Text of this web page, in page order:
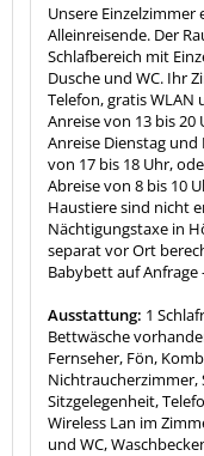
Unsere
Alleinreisende. Der
Schlafbereich mit
Dusche und WC. Ihr
Telefon, gratis WLAN
Anreise von 13 bis
Anreise Dienstag
von 17 bis 18 Uhr,
Abreise von 8 bis 10
Haustiere sind nicht
Nächtigungstaxe in
separat vor Ort
Babybett auf Anfrage
Ausstattung: 1
Bettwäsche
Fernseher, Fön,
Nichtraucherzimmer,
Sitzgelegenheit,
Wireless Lan im
und WC,